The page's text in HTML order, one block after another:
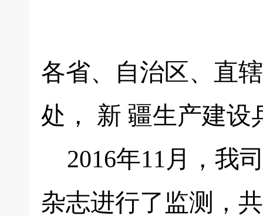
各省、自治区、直
处， 新 疆生产建设
2016年11月，我
杂志进行了监测，